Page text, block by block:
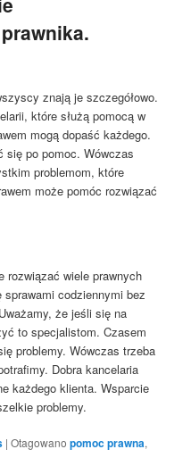
znają je szczegółowo.
które służą pomocą w
mogą dopaść każdego.
się po pomoc. Wówczas
problemom, które
może pomóc rozwiązać
rozwiązać wiele prawnych
codziennymi bez
że jeśli się na
to specjalistom. Czasem
problemy. Wówczas trzeba
Dobra kancelaria
każdego klienta. Wsparcie
problemy.
|Otagowano pomoc prawna,